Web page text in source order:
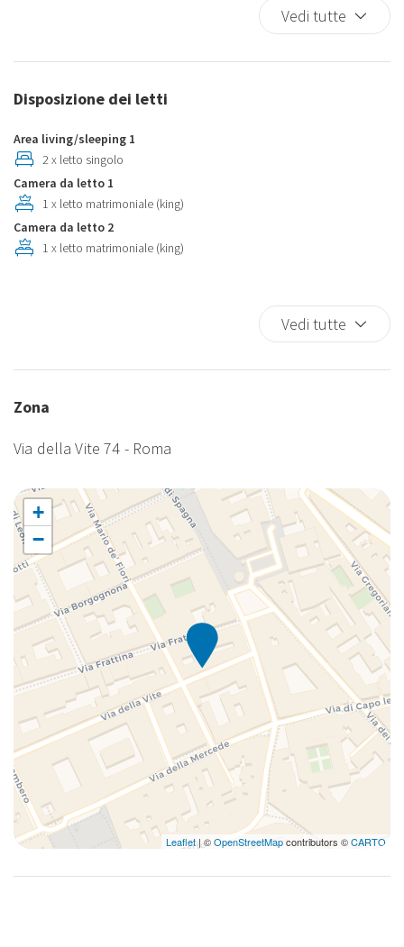
Internet Wireless
Lavatrice
Letto Matrimoniale
Non Fumatori
Phon
Vedi tutte
Disposizione dei letti
Area living/sleeping 1
2 x letto singolo
Camera da letto 1
1 x letto matrimoniale (king)
Camera da letto 2
1 x letto matrimoniale (king)
Vedi tutte
Zona
Via della Vite 74 - Roma
+
−
Leaflet| ©OpenStreetMapcontributors ©CARTO